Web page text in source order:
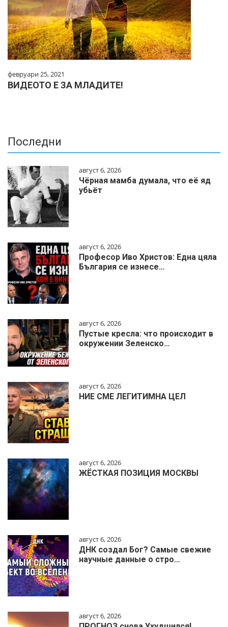
февруари 25, 2021
ВИДЕОТО Е ЗА МЛАДИТЕ!
Последни
август 6, 2026
Чёрная мамба думала, что её яд
убьёт
август 6, 2026
Професор Иво Христов: Една цяла
България се изнесе…
август 6, 2026
Пустые кресла: что происходит в
окружении Зеленско…
август 6, 2026
НИЕ СМЕ ЛЕГИТИМНА ЦЕЛ
август 6, 2026
ЖЁСТКАЯ ПОЗИЦИЯ МОСКВЫ
август 6, 2026
ДНК создал Бог? Самые свежие
научные данные о стро…
август 6, 2026